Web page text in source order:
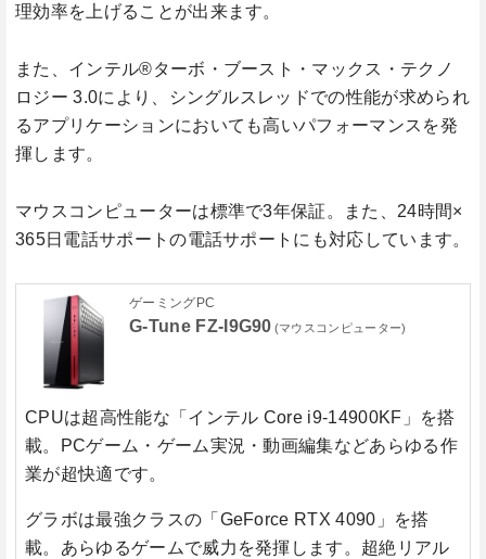
理効率を上げることが出来ます。
また、インテル®ターボ・ブースト・マックス・テクノ
ロジー 3.0により、シングルスレッドでの性能が求められ
るアプリケーションにおいても高いパフォーマンスを発
揮します。
マウスコンピューターは標準で3年保証。また、24時間×
365日電話サポートの電話サポートにも対応しています。
ゲーミングPC
G-Tune FZ-I9G90 (マウスコンピューター)
CPUは超高性能な 「インテル Core i9-14900KF」
を搭
載。PCゲーム・ゲーム実況・動画編集などあらゆる作
業が超快適です。
グラボは最強クラスの 「GeForce RTX 4090」
を搭
載。あらゆるゲームで威力を発揮します。超絶リアル